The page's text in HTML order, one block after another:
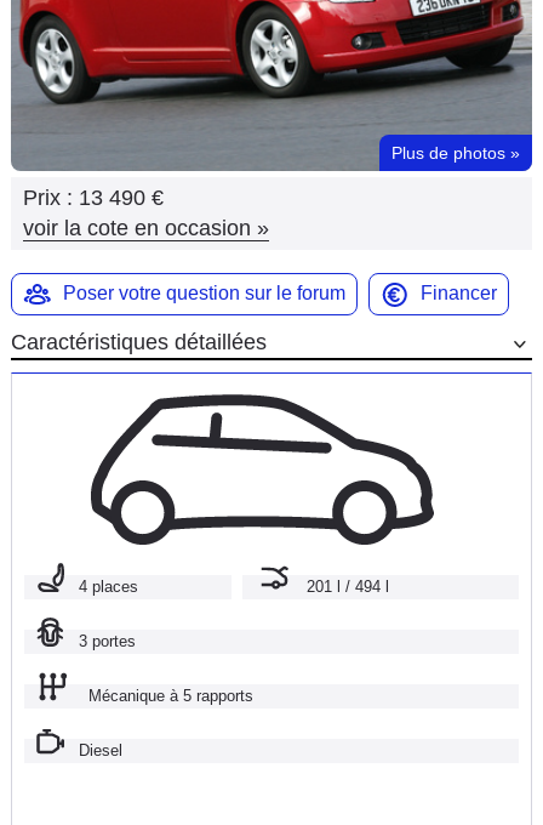
Auto
Services
Forum
Moto
Marques
Plus de photos »
Prix : 13 490 €
voir la cote en occasion »
Poser votre question sur le forum Financer
Caractéristiques détaillées
4 places 201 l / 494 l
3 portes
Mécanique à 5 rapports
Diesel